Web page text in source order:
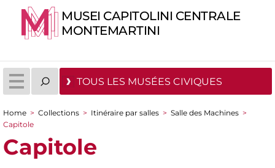
MUSEI CAPITOLINI CENTRALE
MONTEMARTINI
TOUS LES MUSÉES CIVIQUES
You are here
Home > Collections > Itinéraire par salles > Salle des Machines >
Capitole
Capitole